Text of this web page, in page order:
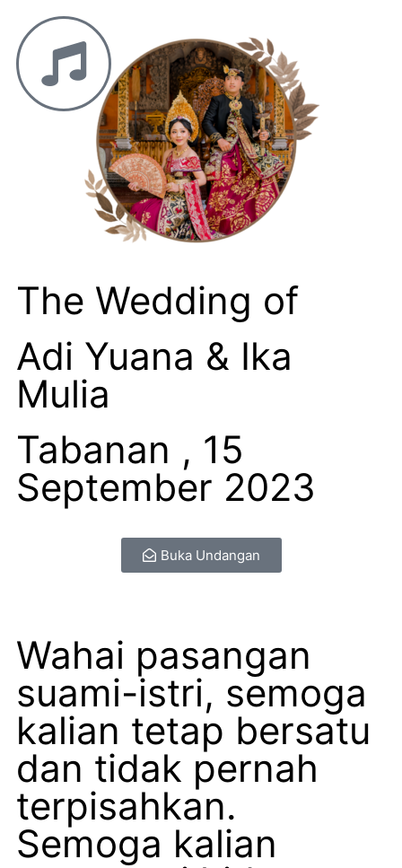
The Wedding of
Adi Yuana & Ika
Mulia
Tabanan , 15
September 2023
Buka Undangan
Wahai pasangan
suami-istri, semoga
kalian tetap bersatu
dan tidak pernah
terpisahkan.
Semoga kalian